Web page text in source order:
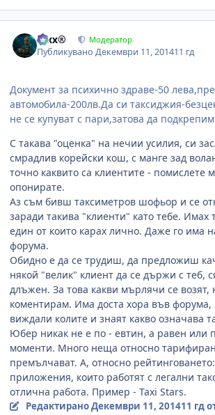
Alxx® Модератор
ПубликуваноДекември 11, 201411 гд
Документ за психично здраве-50
автомобила-200лв.Да си таксиджия-
не се купуват с пари,затова да
С такава "оценка" на нечии усилия, си
смрадлив корейски кош, с манге зад
точно каквито са клиентите - помислете
опонирате.
Аз съм бивш таксиметров шофьор и се
заради такива "клиенти" като тебе. Имах
един от които карах лично. Даже го има
форума.
Обидно е да се трудиш, да предложиш
някой "велик" клиент да се държи с теб,
длъжен. За това какви мърлячи се возят,
коментирам. Има доста хора във форума,
виждали колите и знаят какво означава
Юбер никак не е по - евтин, а равен или
моменти. Много неща относно
премълчават. А, относно
приложения, които работят с легални
отлична работа. Пример - Taxi Stars.
РедактираноДекември 11, 201411 гд